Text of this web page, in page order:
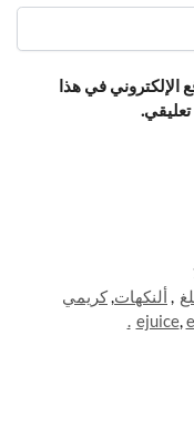
الإلكتروني في هذا
,ألنكهات,كريمي
ejuice,